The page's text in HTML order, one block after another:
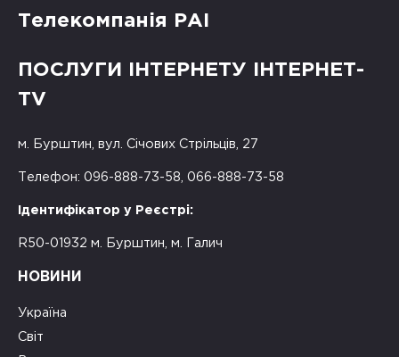
Телекомпанія РАІ
ПОСЛУГИ ІНТЕРНЕТУ ІНТЕРНЕТ-
TV
м. Бурштин, вул. Січових Стрільців, 27
Телефон: 096-888-73-58, 066-888-73-58
Ідентифікатор у Реєстрі:
R50-01932 м. Бурштин, м. Галич
НОВИНИ
Україна
Світ